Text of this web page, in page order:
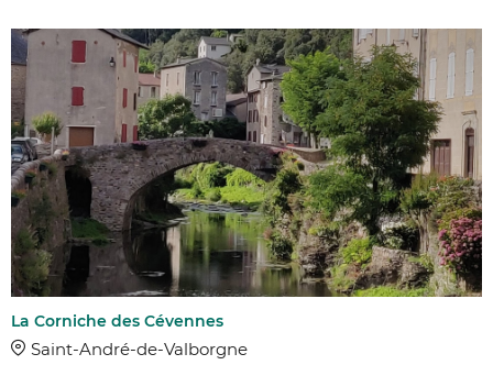
La Corniche des Cévennes
Saint-André-de-Valborgne